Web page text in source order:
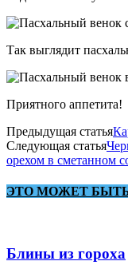
Так выглядит
Приятного аппетита!
Предыдущая статья
Следующая статья
орехом в сметанном
ЭТО МОЖЕТ
Блины из гороха